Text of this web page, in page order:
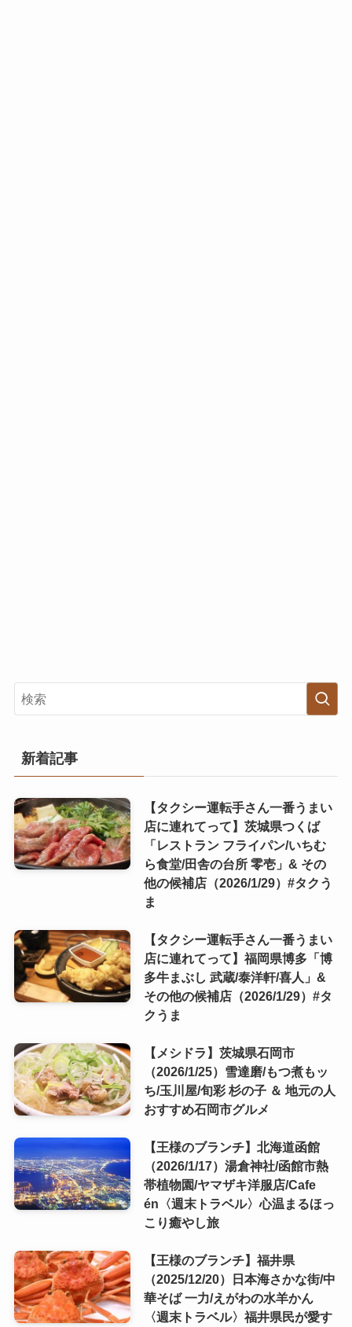
新着記事
【タクシー運転手さん一番うまい
店に連れてって】茨城県つくば
「レストラン フライパン/いちむ
ら食堂/田舎の台所 零壱」& その
他の候補店（2026/1/29）#タクう
ま
【タクシー運転手さん一番うまい
店に連れてって】福岡県博多「博
多牛まぶし 武蔵/泰洋軒/喜人」&
その他の候補店（2026/1/29）#タ
クうま
【メシドラ】茨城県石岡市
（2026/1/25）雪達磨/もつ煮もッ
ち/玉川屋/旬彩 杉の子 ＆ 地元の人
おすすめ石岡市グルメ
【王様のブランチ】北海道函館
（2026/1/17）湯倉神社/函館市熱
帯植物園/ヤマザキ洋服店/Cafe
én〈週末トラベル〉心温まるほっ
こり癒やし旅
【王様のブランチ】福井県
（2025/12/20）日本海さかな街/中
華そば 一力/えがわの水羊かん
〈週末トラベル〉福井県民が愛す